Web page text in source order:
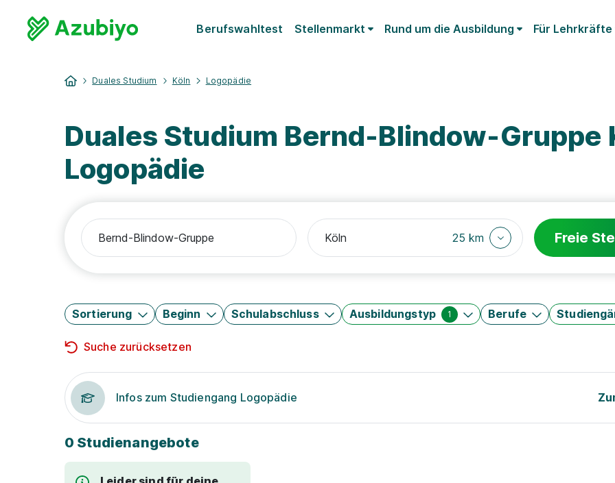
Berufswahltest Stellenmarkt Rund um die Ausbildung Für Lehrkräfte
Duales Studium Köln Logopädie
Duales Studium Bernd-Blindow-Gruppe
Logopädie
25 km Freie
Sortierung Beginn Schulabschluss Ausbildungstyp 1 Berufe
Suche zurücksetzen
Infos zum Studiengang Logopädie
0 Studienangebote